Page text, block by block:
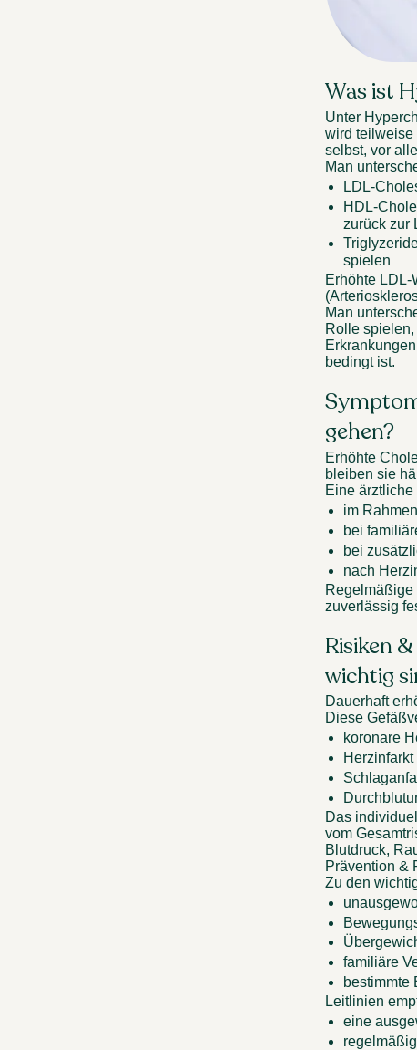
Was ist
Unter
wird teilweise
selbst, vor
Man
LDL-
HDL-
zurück zur
spielen
Erhöhte
Man
Rolle
bedingt ist.
gehen?
Erhöhte
bleiben sie
Eine
im
bei
bei
nach
zuverlässig
Risiken
wichtig
Dauerhaft
Diese
koronare
Herzinfarkt
Das
vom
Blutdruck,
Prävention &
Zu den
familiäre
bestimmte
Leitlinien
eine